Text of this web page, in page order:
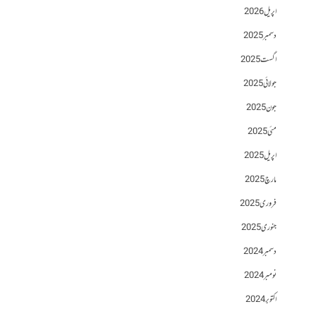
اپریل 2026
دسمبر 2025
اگست 2025
جولائی 2025
جون 2025
مئی 2025
اپریل 2025
مارچ 2025
فروری 2025
جنوری 2025
دسمبر 2024
نومبر 2024
اکتوبر 2024